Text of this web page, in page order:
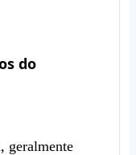
do
geralmente